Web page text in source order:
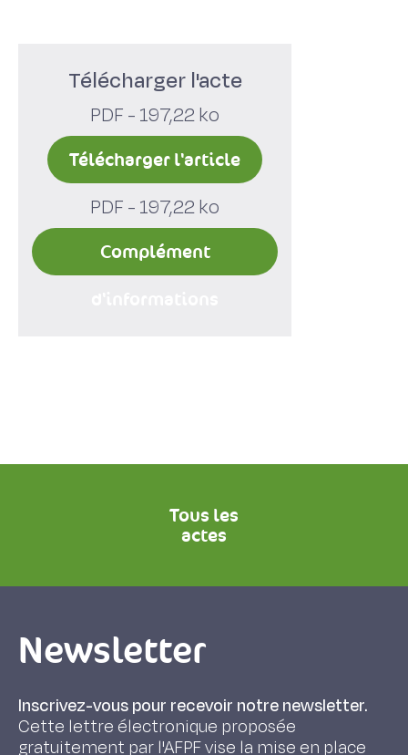
Télécharger l'acte
PDF - 197,22 ko
Télécharger l'article
PDF - 197,22 ko
Complément
Tous les
actes
Newsletter
Inscrivez-vous pour recevoir notre newsletter.
Cette lettre électronique proposée
gratuitement par l'AFPF vise la mise en place